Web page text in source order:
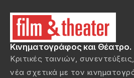
Κινηματογράφος και Θέατρο.
Κριτικές ταινιών,
νέα σχετικά με τον